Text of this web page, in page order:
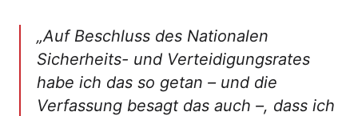
„Auf Beschluss des Nationalen
Sicherheits- und Verteidigungsrates
habe ich das so getan – und die
Verfassung besagt das auch –, dass ich